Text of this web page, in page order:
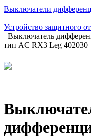
Выключатели
–
Устройство защитного
–Выключатель
тип AC RX3 Leg 402030